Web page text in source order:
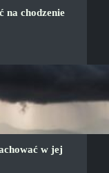
na chodzenie
w jej